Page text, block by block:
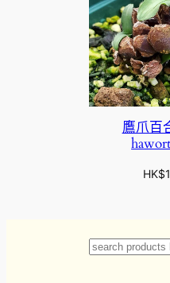
鷹爪百
HK$
Search